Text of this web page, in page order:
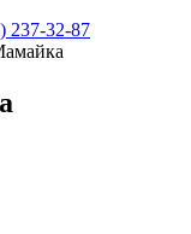
237-32-87